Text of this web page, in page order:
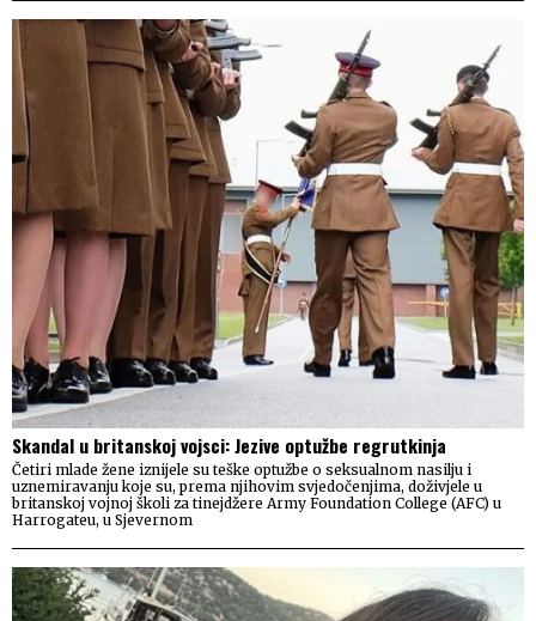
Skandal u britanskoj vojsci: Jezive optužbe regrutkinja
Četiri mlade žene iznijele su teške optužbe o seksualnom nasilju i
uznemiravanju koje su, prema njihovim svjedočenjima, doživjele u
britanskoj vojnoj školi za tinejdžere Army Foundation College (AFC) u
Harrogateu, u Sjevernom